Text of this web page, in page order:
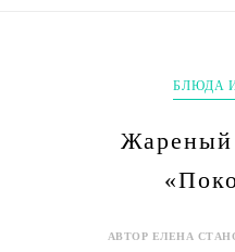
БЛЮДА
Жареный
АВТОР ЕЛЕНА